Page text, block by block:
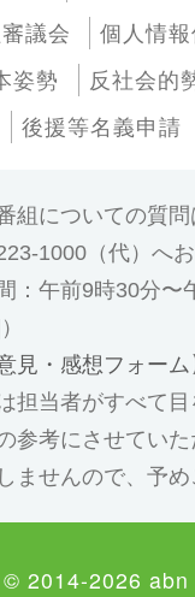
議会
個人情
姿勢
反社会的
後援等名義申請
組についての質
1000（代）へ
：午前9時30分〜
見・感想フォーム
担当者がすべて
参考にさせていた
ませんので、予め
2014-2026